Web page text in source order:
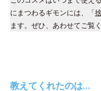
にまつわるギモンには、「
ます。ぜひ、あわせてご覧く
教えてくれたのは…